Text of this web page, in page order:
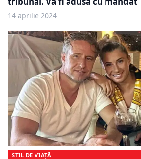
14 aprilie 2024
STIL DE VIAȚĂ